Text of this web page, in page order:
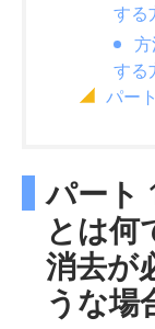
する
する
パー
パート
とは何
消去が
うな場